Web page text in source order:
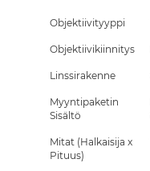
the
of
images
Objektiivityyppi
Objektiivikiinnitys
Linssirakenne
Myyntipaketin
Sisältö
Mitat (Halkaisija x
Pituus)